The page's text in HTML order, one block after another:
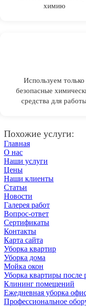
химию
Используем только
безопасные
средства для
Похожие услуги:
Главная
О нас
Наши услуги
Цены
Наши клиенты
Статьи
Новости
Галерея работ
Вопрос-ответ
Сертификаты
Контакты
Карта сайта
Уборка квартир
Уборка дома
Мойка окон
Уборка квартиры после
Клининг помещений
Ежедневная уборка
Профессиональное